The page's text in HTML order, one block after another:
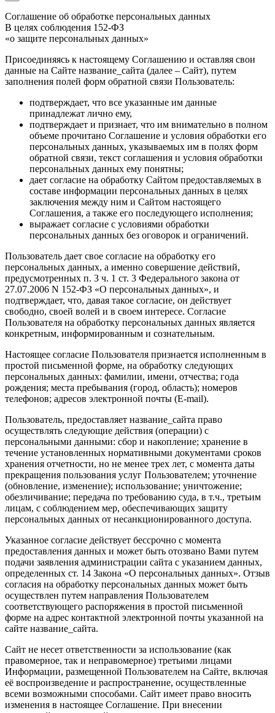
Соглашение об обработке персональных данных
В целях соблюдения 152-ФЗ
«о защите персональных данных»
Присоединяясь к настоящему Соглашению и оставляя свои
данные на Сайте название_сайта (далее – Сайт), путем
заполнения полей форм обратной связи Пользователь:
подтверждает, что все указанные им данные
принадлежат лично ему,
подтверждает и признает, что им внимательно в полном
объеме прочитано Соглашение и условия обработки его
персональных данных, указываемых им в полях форм
обратной связи, текст соглашения и условия обработки
персональных данных ему понятны;
дает согласие на обработку Сайтом предоставляемых в
составе информации персональных данных в целях
заключения между ним и Сайтом настоящего
Соглашения, а также его последующего исполнения;
выражает согласие с условиями обработки
персональных данных без оговорок и ограничений.
Пользователь дает свое согласие на обработку его
персональных данных, а именно совершение действий,
предусмотренных п. 3 ч. 1 ст. 3 Федерального закона от
27.07.2006 N 152-ФЗ «О персональных данных», и
подтверждает, что, давая такое согласие, он действует
свободно, своей волей и в своем интересе. Согласие
Пользователя на обработку персональных данных является
конкретным, информированным и сознательным.
Настоящее согласие Пользователя признается исполненным в
простой письменной форме, на обработку следующих
персональных данных: фамилии, имени, отчества; года
рождения; места пребывания (город, область); номеров
телефонов; адресов электронной почты (E-mail).
Пользователь, предоставляет название_сайта право
осуществлять следующие действия (операции) с
персональными данными: сбор и накопление; хранение в
течение установленных нормативными документами сроков
хранения отчетности, но не менее трех лет, с момента даты
прекращения пользования услуг Пользователем; уточнение
(обновление, изменение); использование; уничтожение;
обезличивание; передача по требованию суда, в т.ч., третьим
лицам, с соблюдением мер, обеспечивающих защиту
персональных данных от несанкционированного доступа.
Указанное согласие действует бессрочно с момента
предоставления данных и может быть отозвано Вами путем
подачи заявления администрации сайта с указанием данных,
определенных ст. 14 Закона «О персональных данных». Отзыв
согласия на обработку персональных данных может быть
осуществлен путем направления Пользователем
соответствующего распоряжения в простой письменной
форме на адрес контактной электронной почты указанной на
сайте название_сайта.
Сайт не несет ответственности за использование (как
правомерное, так и неправомерное) третьими лицами
Информации, размещенной Пользователем на Сайте, включая
её воспроизведение и распространение, осуществленные
всеми возможными способами. Сайт имеет право вносить
изменения в настоящее Соглашение. При внесении